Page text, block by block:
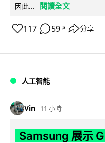
因此...
閱讀全文
117 59 ↗ 分享
人工智能
Vin 11 小時
Samsung 展示